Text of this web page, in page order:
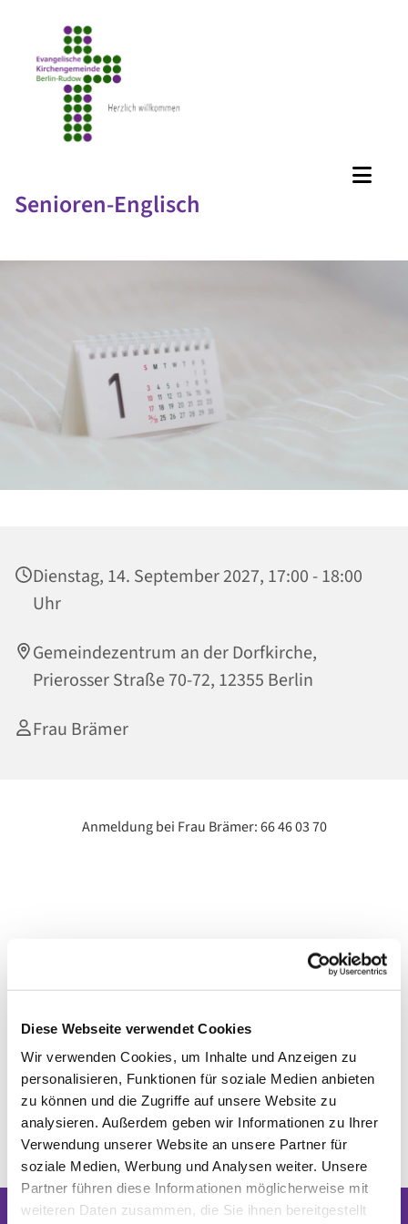
Diese Webseite verwendet Cookies
Wir verwenden Cookies, um Inhalte und Anzeigen zu
personalisieren, Funktionen für soziale Medien anbieten
zu können und die Zugriffe auf unsere Website zu
analysieren. Außerdem geben wir Informationen zu Ihrer
Verwendung unserer Website an unsere Partner für
soziale Medien, Werbung und Analysen weiter. Unsere
Partner führen diese Informationen möglicherweise mit
weiteren Daten zusammen, die Sie ihnen bereitgestellt
Senioren-Englisch
Dienstag, 14. September 2027, 17:00 - 18:00
Uhr
Gemeindezentrum an der Dorfkirche,
Prierosser Straße 70-72, 12355 Berlin
Frau Brämer
Anmeldung bei Frau Brämer: 66 46 03 70